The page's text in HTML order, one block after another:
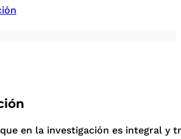
en la investigación es integral y